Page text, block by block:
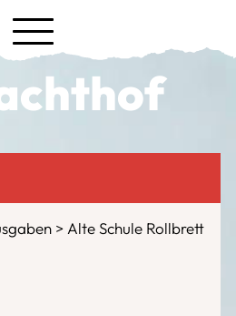
Alte Schule Rollbrett